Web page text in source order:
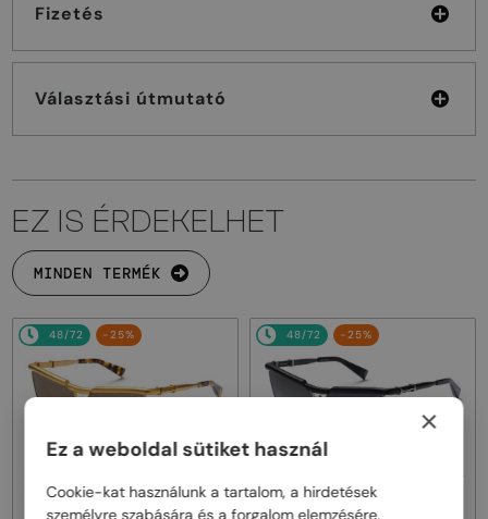
Fizetés
Választási útmutató
EZ IS ÉRDEKELHET
MINDEN TERMÉK
48/72 -25%
Balmain— Napszemüvegek
48/72 -25%
Balmain—Napszemüvegek
×
Ez a weboldal sütiket használ
Cookie-kat használunk a tartalom, a hirdetések
személyre szabására és a forgalom elemzésére.